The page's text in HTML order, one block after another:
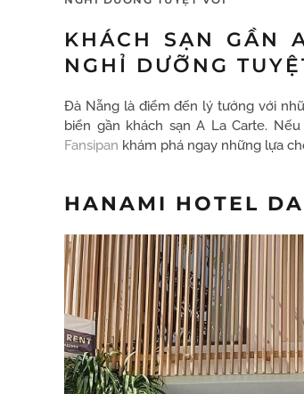
KHÁCH SẠN GẦN
NGHỈ DƯỠNG
Đà Nẵng là điểm đến lý tưởng với
biển gần khách sạn A La Carte.
Fansipan khám phá ngay những lựa
HANAMI HOTEL